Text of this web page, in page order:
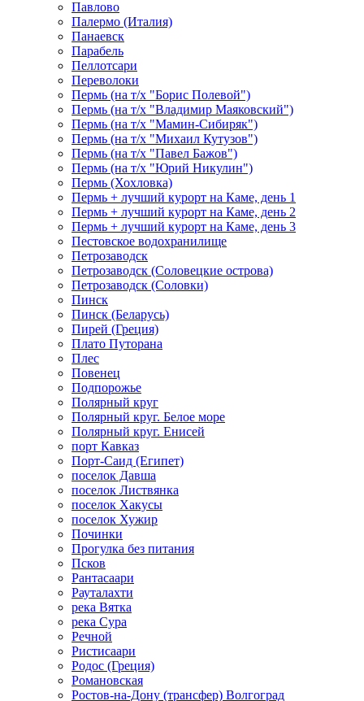
Павлово
Палермо (Италия)
Панаевск
Парабель
Пеллотсари
Переволоки
Пермь (на т/х "Борис Полевой")
Пермь (на т/х "Владимир Маяковский")
Пермь (на т/х "Мамин-Сибиряк")
Пермь (на т/х "Михаил Кутузов")
Пермь (на т/х "Павел Бажов")
Пермь (на т/х "Юрий Никулин")
Пермь (Хохловка)
Пермь + лучший курорт на Каме, день 1
Пермь + лучший курорт на Каме, день 2
Пермь + лучший курорт на Каме, день 3
Пестовское водохранилище
Петрозаводск
Петрозаводск (Соловецкие острова)
Петрозаводск (Соловки)
Пинск
Пинск (Беларусь)
Пирей (Греция)
Плато Путорана
Плес
Повенец
Подпорожье
Полярный круг
Полярный круг. Белое море
Полярный круг. Енисей
порт Кавказ
Порт-Саид (Египет)
поселок Давша
поселок Листвянка
поселок Хакусы
поселок Хужир
Починки
Прогулка без питания
Псков
Рантасаари
Рауталахти
река Вятка
река Сура
Речной
Ристисаари
Родос (Греция)
Романовская
Ростов-на-Дону (трансфер) Волгоград